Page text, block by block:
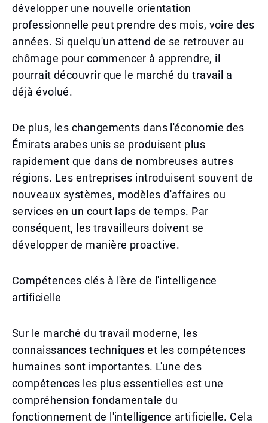
développer une nouvelle orientation
professionnelle peut prendre des mois, voire des
années. Si quelqu'un attend de se retrouver au
chômage pour commencer à apprendre, il
pourrait découvrir que le marché du travail a
déjà évolué.
De plus, les changements dans l'économie des
Émirats arabes unis se produisent plus
rapidement que dans de nombreuses autres
régions. Les entreprises introduisent souvent de
nouveaux systèmes, modèles d'affaires ou
services en un court laps de temps. Par
conséquent, les travailleurs doivent se
développer de manière proactive.
Compétences clés à l'ère de l'intelligence
artificielle
Sur le marché du travail moderne, les
connaissances techniques et les compétences
humaines sont importantes. L'une des
compétences les plus essentielles est une
compréhension fondamentale du
fonctionnement de l'intelligence artificielle. Cela